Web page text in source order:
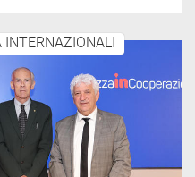
INTERNAZIONALI